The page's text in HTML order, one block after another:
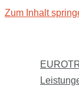
Zum Inhalt